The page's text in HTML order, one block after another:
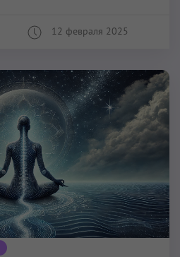
12 февраля 2025